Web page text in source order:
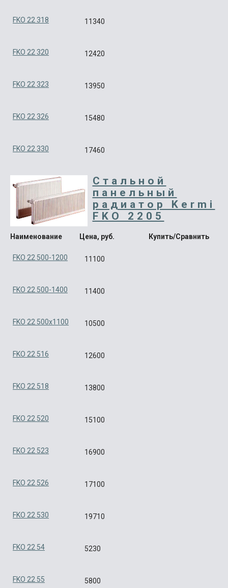
FKO 22 318 11340
FKO 22 320 12420
FKO 22 323 13950
FKO 22 326 15480
FKO 22 330 17460
Стальной
панельный
радиатор Kermi
FKO 2205
Наименование Цена, руб. Купить/Сравнить
FKO 22 500-1200 11100
FKO 22 500-1400 11400
FKO 22 500x1100 10500
FKO 22 516 12600
FKO 22 518 13800
FKO 22 520 15100
FKO 22 523 16900
FKO 22 526 17100
FKO 22 530 19710
FKO 22 54 5230
FKO 22 55 5800